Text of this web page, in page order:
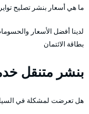
ما هي أسعار بنشر تصليح
لدينا أفضل الأسعار
بطاقة الائتمان
بنشر متنقل
هل تعرضت لمشكلة في